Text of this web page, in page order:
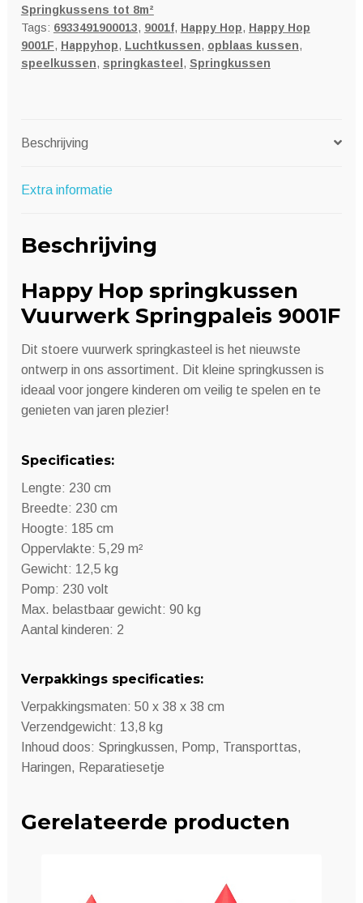
Springkussens tot 8m²
Tags: 6933491900013, 9001f, Happy Hop, Happy Hop
9001F, Happyhop, Luchtkussen, opblaas kussen,
speelkussen, springkasteel , Springkussen
Beschrijving
Extra informatie
Beschrijving
Happy Hop springkussen
Vuurwerk Springpaleis 9001F
Dit stoere vuurwerk springkasteel is het nieuwste
ontwerp in ons assortiment. Dit kleine springkussen is
ideaal voor jongere kinderen om veilig te spelen en te
genieten van jaren plezier!
Specificaties:
Lengte: 230 cm
Breedte: 230 cm
Hoogte: 185 cm
Oppervlakte: 5,29 m²
Gewicht: 12,5 kg
Pomp: 230 volt
Max. belastbaar gewicht: 90 kg
Aantal kinderen: 2
Verpakkings specificaties:
Verpakkingsmaten: 50 x 38 x 38 cm
Verzendgewicht: 13,8 kg
Inhoud doos: Springkussen, Pomp, Transporttas,
Haringen, Reparatiesetje
Gerelateerde producten